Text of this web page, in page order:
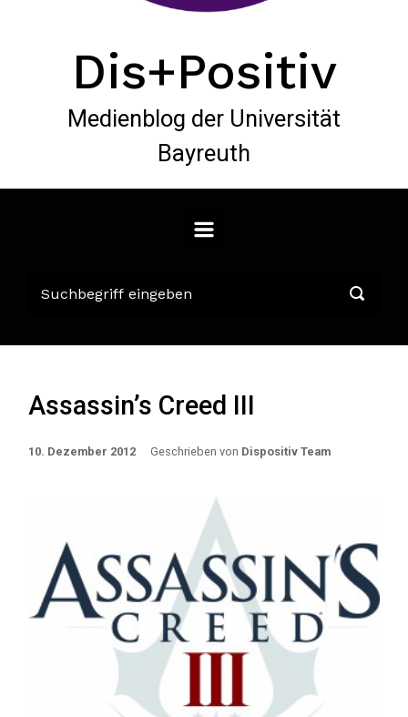
Dis+Positiv
Medienblog der Universität
Bayreuth
Assassin’s Creed III
10. Dezember 2012 Geschrieben von Dispositiv Team